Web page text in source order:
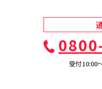
受付10:00